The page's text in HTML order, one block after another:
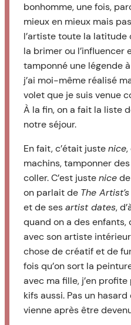
bonhomme, une fois,
mieux en mieux mais
l’artiste toute la
la brimer ou l’influencer
tamponné une légende
j’ai moi-même réalisé
volet que je suis venue
À la fin, on a fait la liste
notre séjour.
En fait, c’était justenice,
machins, tamponner
coller. C’est justenice
on parlait de The
et de sesartist dates,
quand on a des
avec son artiste
chose de créatif et de
fois qu’on sort la
avec ma fille, j’en
kifs aussi. Pas un
vienne après être